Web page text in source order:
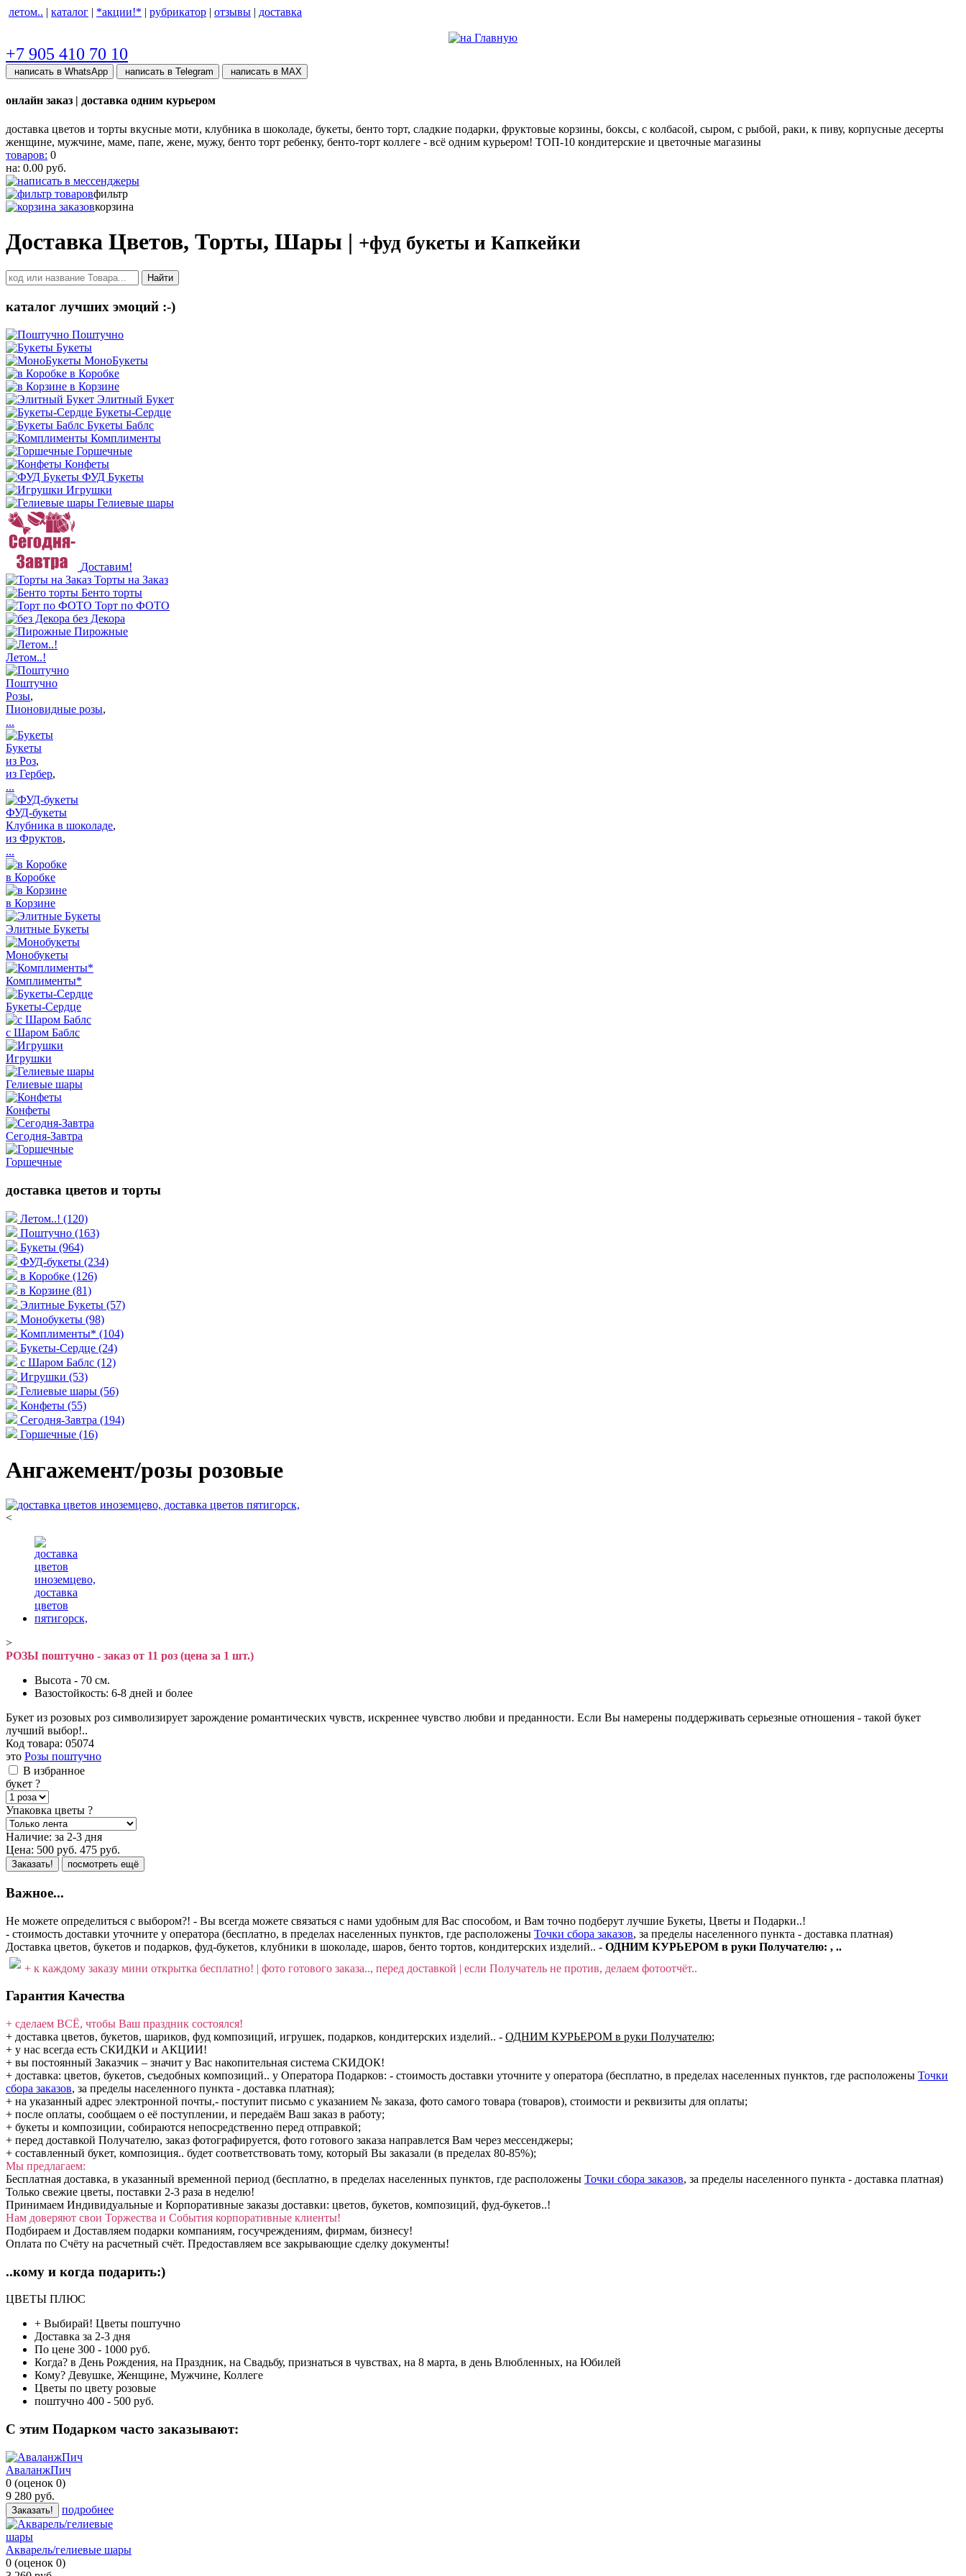
летом.. | каталог | *акции!* | рубрикатор | отзывы | доставка
+7 905 410 70 10
написать в WhatsApp написать в Telegram написать в МАХ
онлайн заказ | доставка одним курьером
доставка цветов и торты вкусные моти, клубника в шоколаде, букеты, бенто торт, сладкие подарки, фруктовые корзины, боксы, с колбасой, сыром, с рыбой, раки, к пиву, корпусные десерты
женщине, мужчине, маме, папе, жене, мужу, бенто торт ребенку, бенто-торт коллеге - всё одним курьером! ТОП-10 кондитерские и цветочные магазины
товаров: 0
на: 0.00 руб.
фильтр
корзина
Доставка Цветов, Торты, Шары | +фуд букеты и Капкейки
Найти
каталог лучших эмоций :-)
Поштучно
Букеты
МоноБукеты
в Коробке
в Корзине
Элитный Букет
Букеты-Сердце
Букеты Баблс
Комплименты
Горшечные
Конфеты
ФУД Букеты
Игрушки
Гелиевые шары
Доставим!
Торты на Заказ
Бенто торты
Торт по ФОТО
без Декора
Пирожные
Летом..!
Поштучно
Розы,
Пионовидные розы,
...
Букеты
из Роз,
из Гербер,
...
ФУД-букеты
Клубника в шоколаде,
из Фруктов,
...
в Коробке
в Корзине
Элитные Букеты
Монобукеты
Комплименты*
Букеты-Сердце
с Шаром Баблс
Игрушки
Гелиевые шары
Конфеты
Сегодня-Завтра
Горшечные
доставка цветов и торты
Летом..! (120)
Поштучно (163)
Букеты (964)
ФУД-букеты (234)
в Коробке (126)
в Корзине (81)
Элитные Букеты (57)
Монобукеты (98)
Комплименты* (104)
Букеты-Сердце (24)
с Шаром Баблс (12)
Игрушки (53)
Гелиевые шары (56)
Конфеты (55)
Сегодня-Завтра (194)
Горшечные (16)
Ангажемент/розы розовые
<
>
РОЗЫ поштучно - заказ от 11 роз (цена за 1 шт.)
Высота - 70 см.
Вазостойкость: 6-8 дней и более
Букет из розовых роз символизирует зарождение романтических чувств, искреннее чувство любви и преданности. Если Вы намерены поддерживать серьезные отношения - такой букет
лучший выбор!..
Код товара: 05074
это Розы поштучно
В избранное
букет ?
Упаковка цветы ?
Наличие: за 2-3 дня
Цена: 500 руб. 475 руб.
Заказать! посмотреть ещё
Важное...
Не можете определиться с выбором?! - Вы всегда можете связаться с нами удобным для Вас способом, и Вам точно подберут лучшие Букеты, Цветы и Подарки..!
- стоимость доставки уточните у оператора (бесплатно, в пределах населенных пунктов, где расположены Точки сбора заказов, за пределы населенного пункта - доставка платная)
Доставка цветов, букетов и подарков, фуд-букетов, клубники в шоколаде, шаров, бенто тортов, кондитерских изделий.. - ОДНИМ КУРЬЕРОМ в руки Получателю: , ..
+ к каждому заказу мини открытка бесплатно! | фото готового заказа.., перед доставкой | если Получатель не против, делаем фотоотчёт..
Гарантия Качества
+ сделаем ВСЁ, чтобы Ваш праздник состоялся!
+ доставка цветов, букетов, шариков, фуд композиций, игрушек, подарков, кондитерских изделий.. - ОДНИМ КУРЬЕРОМ в руки Получателю;
+ у нас всегда есть СКИДКИ и АКЦИИ!
+ вы постоянный Заказчик – значит у Вас накопительная система СКИДОК!
+ доставка: цветов, букетов, съедобных композиций.. у Оператора Подарков: - стоимость доставки уточните у оператора (бесплатно, в пределах населенных пунктов, где расположены Точки
сбора заказов, за пределы населенного пункта - доставка платная);
+ на указанный адрес электронной почты,- поступит письмо с указанием № заказа, фото самого товара (товаров), стоимости и реквизиты для оплаты;
+ после оплаты, сообщаем о её поступлении, и передаём Ваш заказ в работу;
+ букеты и композиции, собираются непосредственно перед отправкой;
+ перед доставкой Получателю, заказ фотографируется, фото готового заказа направлется Вам через мессенджеры;
+ составленный букет, композиция.. будет соответствовать тому, который Вы заказали (в пределах 80-85%);
Мы предлагаем:
Бесплатная доставка, в указанный временной период (бесплатно, в пределах населенных пунктов, где расположены Точки сбора заказов, за пределы населенного пункта - доставка платная)
Только свежие цветы, поставки 2-3 раза в неделю!
Принимаем Индивидуальные и Корпоративные заказы доставки: цветов, букетов, композиций, фуд-букетов..!
Нам доверяют свои Торжества и События корпоративные клиенты!
Подбираем и Доставляем подарки компаниям, госучреждениям, фирмам, бизнесу!
Оплата по Счёту на расчетный счёт. Предоставляем все закрывающие сделку документы!
..кому и когда подарить:)
ЦВЕТЫ ПЛЮС
+ Выбирай! Цветы поштучно
Доставка за 2-3 дня
По цене 300 - 1000 руб.
Когда? в День Рождения, на Праздник, на Свадьбу, признаться в чувствах, на 8 марта, в день Влюбленных, на Юбилей
Кому? Девушке, Женщине, Мужчине, Коллеге
Цветы по цвету розовые
поштучно 400 - 500 руб.
C этим Подарком часто заказывают:
АваланжПич
0 (оценок 0)
9 280 руб.
Заказать! подробнее
Акварель/гелиевые шары
0 (оценок 0)